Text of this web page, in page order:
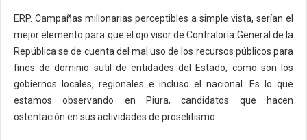
ERP. Campañas millonarias perceptibles a simple vista, serían el
mejor elemento para que el ojo visor de Contraloría General de la
República se de cuenta del mal uso de los recursos públicos para
fines de dominio sutil de entidades del Estado, como son los
gobiernos locales, regionales e incluso el nacional. Es lo que
estamos observando en Piura, candidatos que hacen
ostentación en sus actividades de proselitismo.